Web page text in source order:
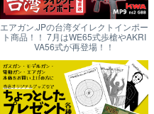
エアガン.JPの台湾ダイレクトインポー
ト商品！！ 7月はWE65式歩槍やAKRI
VA56式が再登場！！